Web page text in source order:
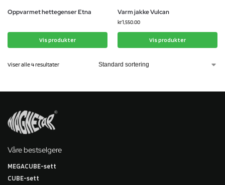
Oppvarmet hettegenser Etna
Vis produkter
Varm jakke Vulcan
kr1,550.00
Vis produkter
Viser alle 4 resultater
Våre bestselgere
MEGACUBE-sett
CUBE-sett